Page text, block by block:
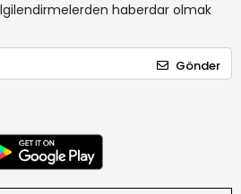
haberdar olmak
Gönder